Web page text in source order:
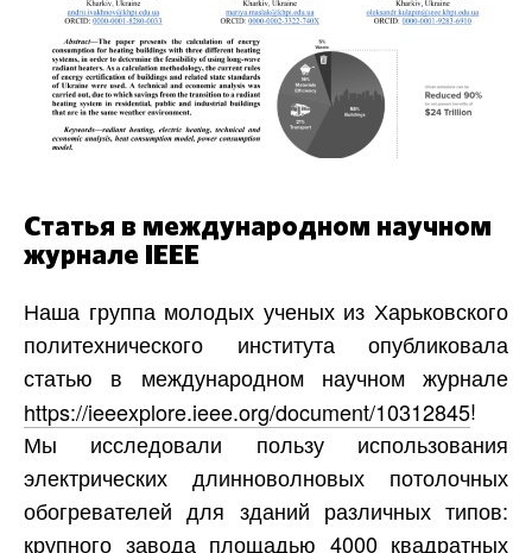
Статья в международном научном
журнале IEEE
Наша группа молодых ученых из Харьковского
политехнического института опубликовала
статью в международном научном журнале
https://ieeexplore.ieee.org/document/10312845!
Мы исследовали пользу использования
электрических длинноволновых потолочных
обогревателей для зданий различных типов:
крупного завода площадью 4000 квадратных